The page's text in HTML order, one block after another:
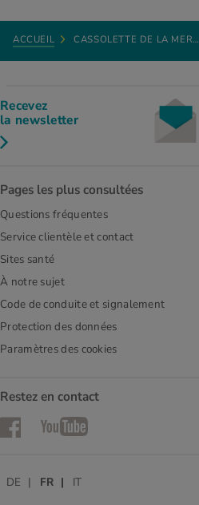
ACCUEIL CASSOLETTE DE LA MER…
Recevez
la newsletter
Pages les plus consultées
Questions fréquentes
Service clientèle et contact
Sites santé
À notre sujet
Code de conduite et signalement
Protection des données
Paramètres des cookies
Restez en contact
FacebookYouTube
DE FR IT